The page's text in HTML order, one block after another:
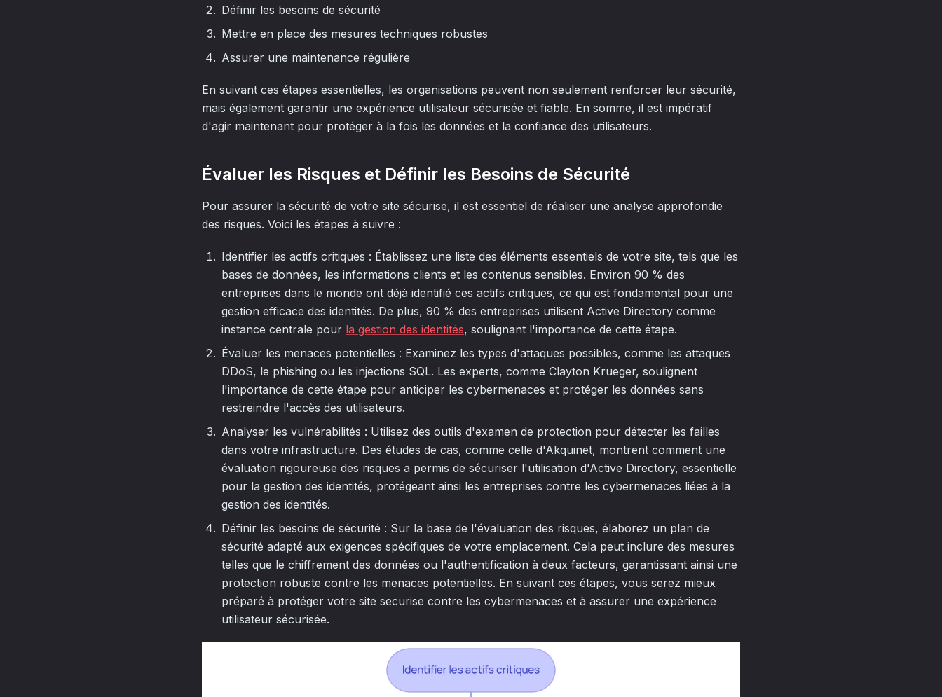
Définir les besoins de sécurité
Mettre en place des mesures techniques robustes
Assurer une maintenance régulière
En suivant ces étapes essentielles, les organisations peuvent non seulement renforcer leur sécurité,
mais également garantir une expérience utilisateur sécurisée et fiable. En somme, il est impératif
d'agir maintenant pour protéger à la fois les données et la confiance des utilisateurs.
Évaluer les Risques et Définir les Besoins de Sécurité
Pour assurer la sécurité de votre site sécurise, il est essentiel de réaliser une analyse approfondie
des risques. Voici les étapes à suivre :
Identifier les actifs critiques : Établissez une liste des éléments essentiels de votre site, tels que les
bases de données, les informations clients et les contenus sensibles. Environ 90 % des
entreprises dans le monde ont déjà identifié ces actifs critiques, ce qui est fondamental pour une
gestion efficace des identités. De plus, 90 % des entreprises utilisent Active Directory comme
instance centrale pour la gestion des identités, soulignant l'importance de cette étape.
Évaluer les menaces potentielles : Examinez les types d'attaques possibles, comme les attaques
DDoS, le phishing ou les injections SQL. Les experts, comme Clayton Krueger, soulignent
l'importance de cette étape pour anticiper les cybermenaces et protéger les données sans
restreindre l'accès des utilisateurs.
Analyser les vulnérabilités : Utilisez des outils d'examen de protection pour détecter les failles
dans votre infrastructure. Des études de cas, comme celle d'Akquinet, montrent comment une
évaluation rigoureuse des risques a permis de sécuriser l'utilisation d'Active Directory, essentielle
pour la gestion des identités, protégeant ainsi les entreprises contre les cybermenaces liées à la
gestion des identités.
Définir les besoins de sécurité : Sur la base de l'évaluation des risques, élaborez un plan de
sécurité adapté aux exigences spécifiques de votre emplacement. Cela peut inclure des mesures
telles que le chiffrement des données ou l'authentification à deux facteurs, garantissant ainsi une
protection robuste contre les menaces potentielles. En suivant ces étapes, vous serez mieux
préparé à protéger votre site securise contre les cybermenaces et à assurer une expérience
utilisateur sécurisée.